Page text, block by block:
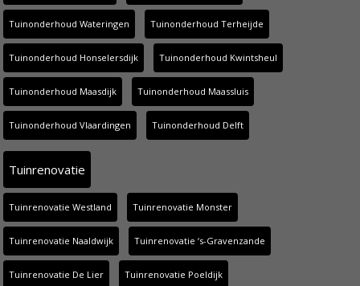
Tuinonderhoud Wateringen Tuinonderhoud Terheijde
Tuinonderhoud Honselersdijk Tuinonderhoud Kwintsheul
Tuinonderhoud Maasdijk Tuinonderhoud Maassluis
Tuinonderhoud Vlaardingen Tuinonderhoud Delft
Tuinrenovatie
Tuinrenovatie Westland Tuinrenovatie Monster
Tuinrenovatie Naaldwijk Tuinrenovatie ‘s-Gravenzande
Tuinrenovatie De Lier Tuinrenovatie Poeldijk